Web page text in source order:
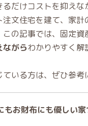
だけコストを抑え
文住宅を建て、家計
の記事では、固定
がらわかりやすく解
いる方は、ぜひ参考
もお財布にも優しい家